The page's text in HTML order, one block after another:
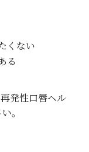
くない
る
発性口唇ヘル
。